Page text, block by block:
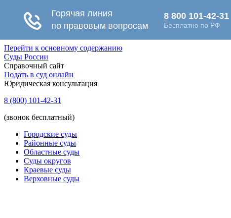
Перейти к основному содержанию
Суды России
Справочный сайт
Подать в суд онлайн
Юридическая консультация
8 (800) 101-42-31
(звонок бесплатный)
Городские суды
Районные суды
Областные суды
Суды округов
Краевые суды
Верховные суды